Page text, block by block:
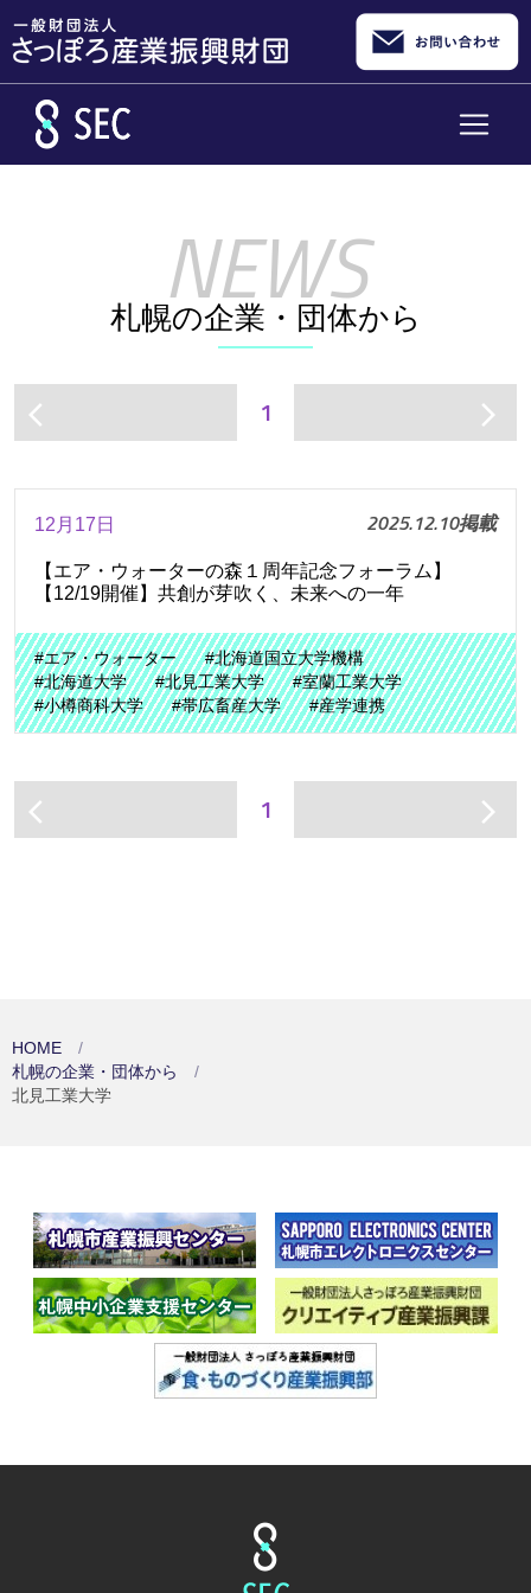
札幌の企業・団体から
arrow_back_ios 1 arrow_forward_ios
12月17日 2025.12.10掲載
【エア・ウォーターの森１周年記念フォーラム】
【12/19開催】共創が芽吹く、未来への一年
#エア・ウォーター
#北海道国立大学機構
#北海道大学
#北見工業大学
#室蘭工業大学
#小樽商科大学
#帯広畜産大学 #産学連携
arrow_back_ios 1 arrow_forward_ios
HOME
札幌の企業・団体から
北見工業大学